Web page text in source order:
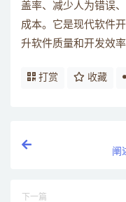
盖率、减少人为错误
成本。它是现代软件
升软件质量和开发效
打赏 收藏
阐
下一篇